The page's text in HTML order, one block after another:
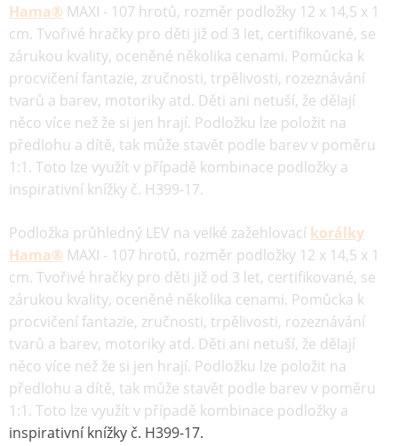
Hama® MAXI - 107 hrotů, rozměr podložky 12 x 14,5 x 1
cm. Tvořivé hračky pro děti již od 3 let, certifikované, se
zárukou kvality, oceněné několika cenami. Pomůcka k
procvičení fantazie, zručnosti, trpělivosti, rozeznávání
tvarů a barev, motoriky atd. Děti ani netuší, že dělají
něco více než že si jen hrají. Podložku lze položit na
předlohu a dítě, tak může stavět podle barev v poměru
1:1. Toto lze využít v případě kombinace podložky a
inspirativní knížky č. H399-17.
Podložka průhledný LEV na velké zažehlovací korálky
Hama® MAXI - 107 hrotů, rozměr podložky 12 x 14,5 x 1
cm. Tvořivé hračky pro děti již od 3 let, certifikované, se
zárukou kvality, oceněné několika cenami. Pomůcka k
procvičení fantazie, zručnosti, trpělivosti, rozeznávání
tvarů a barev, motoriky atd. Děti ani netuší, že dělají
něco více než že si jen hrají. Podložku lze položit na
předlohu a dítě, tak může stavět podle barev v poměru
1:1. Toto lze využít v případě kombinace podložky a
inspirativní knížky č. H399-17.